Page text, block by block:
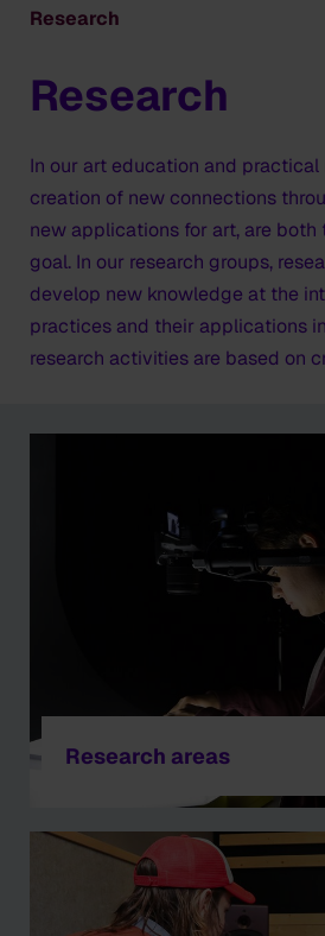
Research
Research
In our art education and practical
creation of new connections
new applications for art, are
goal. In our research groups,
develop new knowledge at the
practices and their applications
research activities are based on
Research areas